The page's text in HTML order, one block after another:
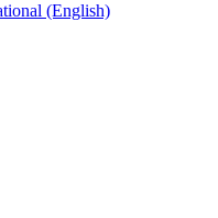
(English)